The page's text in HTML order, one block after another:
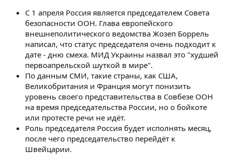
С 1 апреля Россия является председателем Совета
безопасности ООН. Глава европейского
внешнеполитического ведомства Жозеп Боррель
написал, что статус председателя очень подходит к
дате - дню смеха. МИД Украины назвал это "худшей
первоапрельской шуткой в мире".
По данным СМИ, такие страны, как США,
Великобритания и Франция могут понизить
уровень своего представительства в Совбезе ООН
на время председательства России, но о бойкоте
или протесте речи не идёт.
Роль председателя Россия будет исполнять месяц,
после чего председательство перейдёт к
Швейцарии.